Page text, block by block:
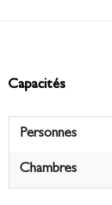
Capacités
Personnes
Chambres